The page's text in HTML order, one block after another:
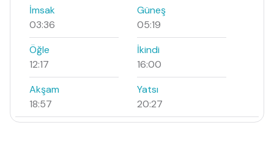
İmsak
03:36
Güneş
05:19
Öğle
12:17
İkindi
16:00
Akşam
18:57
Yatsı
20:27